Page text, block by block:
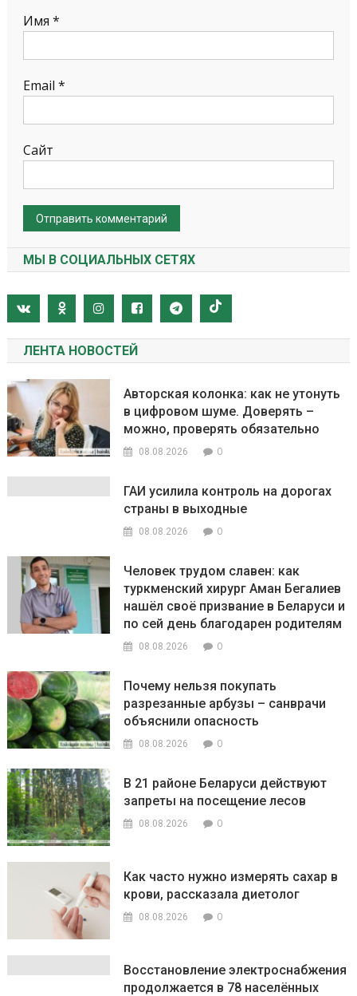
Имя *
Email *
Сайт
МЫ В СОЦИАЛЬНЫХ СЕТЯХ
ЛЕНТА НОВОСТЕЙ
Авторская колонка: как не утонуть
в цифровом шуме. Доверять –
можно, проверять обязательно
08.08.2026 0
ГАИ усилила контроль на дорогах
страны в выходные
08.08.2026 0
Человек трудом славен: как
туркменский хирург Аман Бегалиев
нашёл своё призвание в Беларуси и
по сей день благодарен родителям
08.08.2026 0
Почему нельзя покупать
разрезанные арбузы – санврачи
объяснили опасность
08.08.2026 0
В 21 районе Беларуси действуют
запреты на посещение лесов
08.08.2026 0
Как часто нужно измерять сахар в
крови, рассказала диетолог
08.08.2026 0
Восстановление электроснабжения
продолжается в 78 населённых